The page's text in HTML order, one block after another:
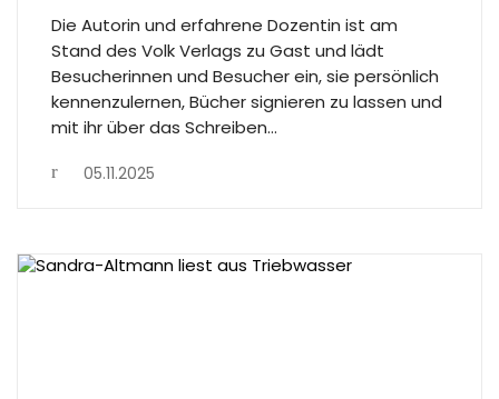
Die Autorin und erfahrene Dozentin ist am
Stand des Volk Verlags zu Gast und lädt
Besucherinnen und Besucher ein, sie persönlich
kennenzulernen, Bücher signieren zu lassen und
mit ihr über das Schreiben…
05.11.2025